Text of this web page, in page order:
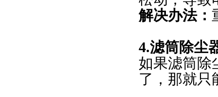
解决办法：
4.滤筒除尘
如果滤筒除
了，那就只